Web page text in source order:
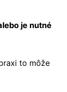
je nutné
to môže